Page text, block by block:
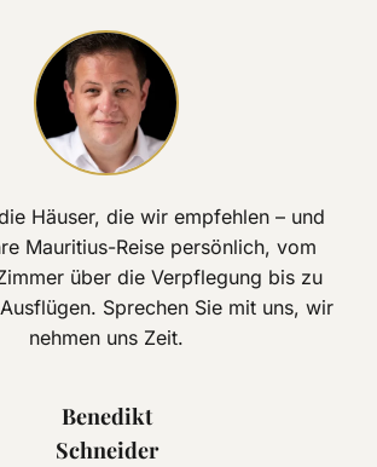
Häuser, die wir empfehlen – und
Mauritius-Reise persönlich, vom
über die Verpflegung bis zu
Sprechen Sie mit uns, wir
nehmen uns Zeit.
Benedikt
Schneider